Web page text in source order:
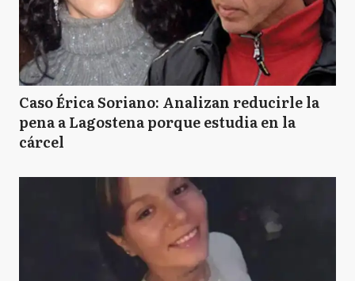
Caso Érica Soriano: Analizan reducirle la
pena a Lagostena porque estudia en la
cárcel